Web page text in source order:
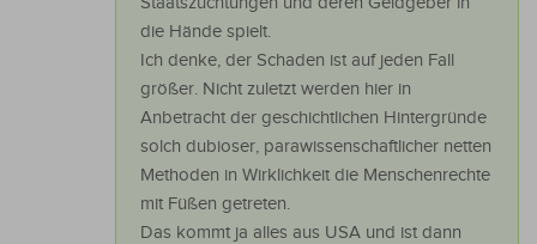
die Hände spielt.
Ich denke, der Schaden ist auf jeden Fall
größer. Nicht zuletzt werden hier in
Anbetracht der geschichtlichen Hintergründe
solch dubioser, parawissenschaftlicher netten
Methoden in Wirklichkeit die Menschenrechte
mit Füßen getreten.
Das kommt ja alles aus USA und ist dann